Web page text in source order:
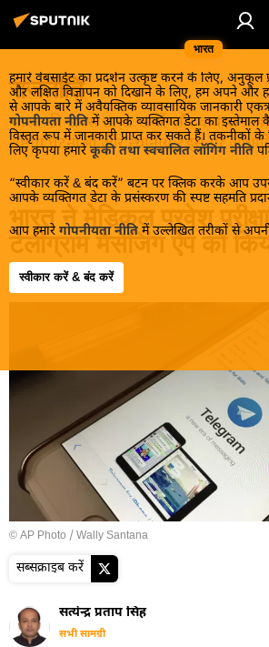
भारत
हमारे वेबसाईट का प्रदर्शन उत्कृष्ट करने के लिए, अनुकूल
और लक्षित विज्ञापन को दिखाने के लिए, हम अपने और
से आपके बारे में अवैयक्तिक व्यावसायिक जानकारी
गोपनीयता नीति में आपके व्यक्तिगत डेटा का इस्तेमाल
विस्तृत रूप में जानकारी प्राप्त कर सकते हैं। तकनीकों के
लिए कृपया हमारे कूकी तथा स्वचालित लॉगिंग नीति
“स्वीकार करें & बंद करें” बटन पर क्लिक करके आप
आपके व्यक्तिगत डेटा के प्रसंस्करण की स्पष्ट सहमति
आप हमारे गोपनीयता नीति में उल्लेखित तरीकों से
स्वीकार करें & बंद करें
राजनीति
भारत की सबसे ताज़ा खबरें और वायरल
राष्ट्रीय घटनाओं और स्थानीय ट्रेंड्स पर
भारत ने मेडिकल प्रवेश
टेलीग्राम मैसेजिंग ऐप को
15:27 16.06.2026
© AP Photo / Wally Santana
सब्सक्राइब करें
सत्येन्द्र प्रताप सिंह
सभी सामग्री